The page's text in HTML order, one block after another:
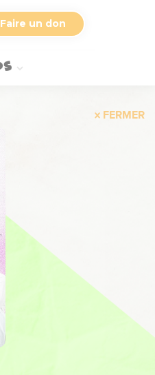
Faire un don
FERMER